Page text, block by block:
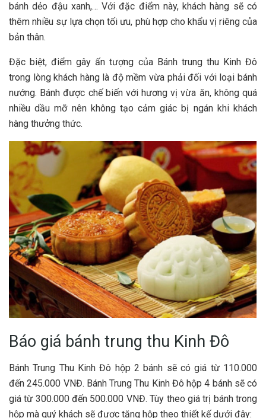
bánh dẻo đậu xanh,… Với đặc điểm này, khách hàng sẽ có
thêm nhiều sự lựa chọn tối ưu, phù hợp cho khẩu vị riêng của
bản thân.
Đặc biệt, điểm gây ấn tượng của Bánh trung thu Kinh Đô
trong lòng khách hàng là độ mềm vừa phải đối với loại bánh
nướng. Bánh được chế biến với hương vị vừa ăn, không quá
nhiều dầu mỡ nên không tạo cảm giác bị ngán khi khách
hàng thưởng thức.
Báo giá bánh trung thu Kinh Đô
Bánh Trung Thu Kinh Đô hộp 2 bánh sẽ có giá từ 110.000
đến 245.000 VNĐ. Bánh Trung Thu Kinh Đô hộp 4 bánh sẽ có
giá từ 300.000 đến 500.000 VNĐ. Tùy theo giá trị bánh trong
hộp mà quý khách sẽ được tặng hộp theo thiết kế dưới đây: